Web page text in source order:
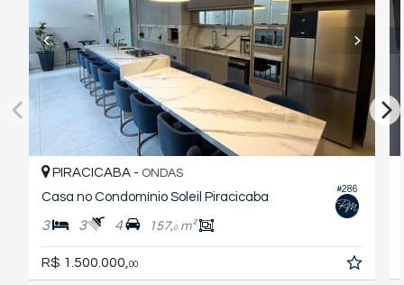
#286
PIRACICABA - ONDAS
Casa no Condomínio Soleil Piracicaba
3 3 4 157,0m²
R$ 1.500.000,00